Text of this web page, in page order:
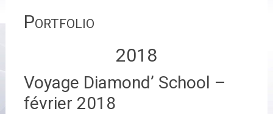
Portfolio
2018
Voyage Diamond’ School –
février 2018